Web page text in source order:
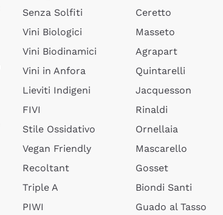
Senza Solfiti
Vini Biologici
Vini Biodinamici
Vini in Anfora
Lieviti Indigeni
FIVI
Stile Ossidativo
Vegan Friendly
Recoltant
Triple A
PIWI
Ceretto
Masseto
Agrapart
Quintarelli
Jacquesson
Rinaldi
Ornellaia
Mascarello
Gosset
Biondi Santi
Guado al Tasso